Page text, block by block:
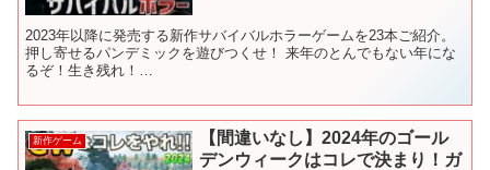
2023年以降に発売する新作サバイバルホラーゲームを23本ご紹介。
押し寄せるパンデミックを遊びつくせ！ 来年のとんでもない年にな
るぞ！生き残れ！
年以降に発売するジャンル別...
新作ゲーム
【間違いなし】2024年のゴール
デンウィークはコレで決まり！ガ